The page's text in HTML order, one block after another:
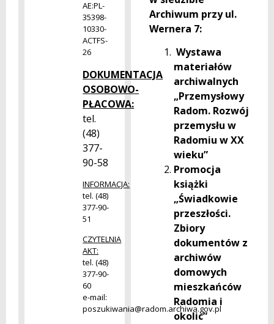
AE:PL-
35398-
10330-
ACTFS-
26
DOKUMENTACJA
OSOBOWO-
PŁACOWA:
tel.
(48)
377-
90-58
INFORMACJA:
tel. (48)
377-90-
51
CZYTELNIA
AKT:
tel. (48)
377-90-
60
e-mail:
poszukiwania@radom.archiwa.gov.pl
Archiwum przy ul.
Wernera 7:
Wystawa
materiałów
archiwalnych
„Przemysłowy
Radom. Rozwój
przemysłu w
Radomiu w XX
wieku”
Promocja
książki
„Świadkowie
przeszłości.
Zbiory
dokumentów z
archiwów
domowych
mieszkańców
Radomia i
okolic”